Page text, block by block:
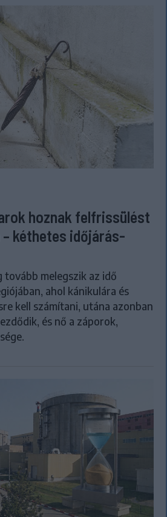
hoznak felfrissülést
kéthetes időjárás-
melegszik az idő
ahol kánikulára és
kell számítani, utána azonban
és nő a záporok,